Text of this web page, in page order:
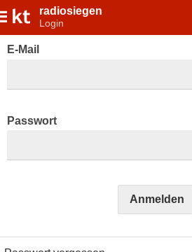
radiosiegen
Login
E-Mail
Passwort
Anmelden